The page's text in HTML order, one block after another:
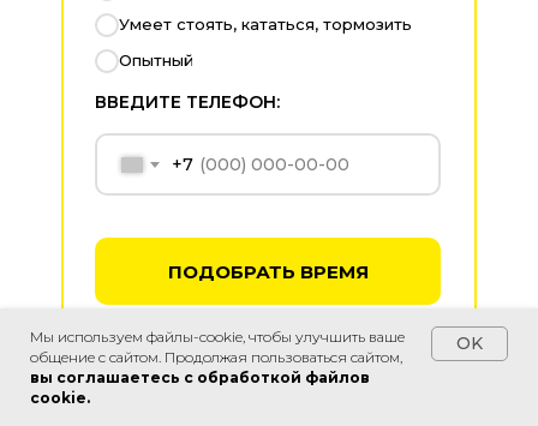
Умеет стоять, кататься, тормозить
Опытный
+7
ПОДОБРАТЬ ВРЕМЯ
персональных данных и соглашаетесь c политикой
конфиденциальности.
ВВЕДИТЕ ТЕЛЕФОН:
Мы используем файлы-cookie, чтобы улучшить ваше
общение с сайтом. Продолжая пользоваться сайтом,
вы соглашаетесь с обработкой файлов
cookie.
OK